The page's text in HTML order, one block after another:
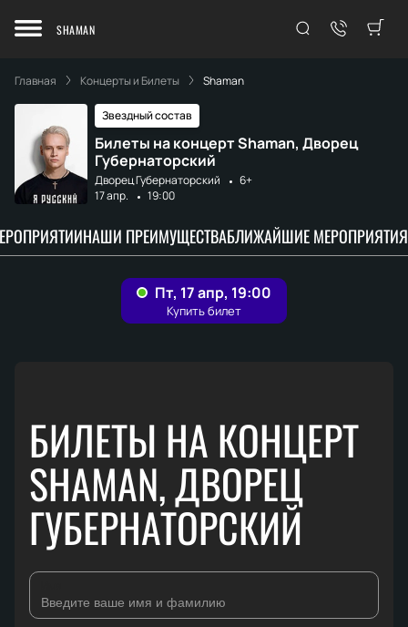
SHAMAN
Главная Концерты и Билеты Shaman
Звездный состав
Билеты на концерт Shaman, Дворец
Губернаторский
Дворец Губернаторский
6+
17 апр.
19:00
НАШИ ПРЕИМУЩЕСТВАБЛИЖАЙШИЕ МЕРОПРИЯТИЯ
БИЛЕТЫ НА КОНЦЕРТ
SHAMAN, ДВОРЕЦ
ГУБЕРНАТОРСКИЙ